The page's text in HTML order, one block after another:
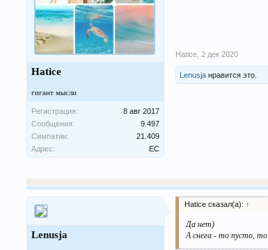
Hatice
гигант мысли
Регистрация:
8 авг 2017
Сообщения:
9.497
Симпатии:
21.409
Адрес:
ЕС
Hatice 2 дек 2020
Lenusja нравится это.
Lenusja
Hatice сказал(а): ↑
Да нет)
А снега - то пусто,